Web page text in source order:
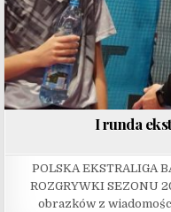
I runda
POLSKA EKSTRALIGA
ROZGRYWKI SEZONU
obrazków z